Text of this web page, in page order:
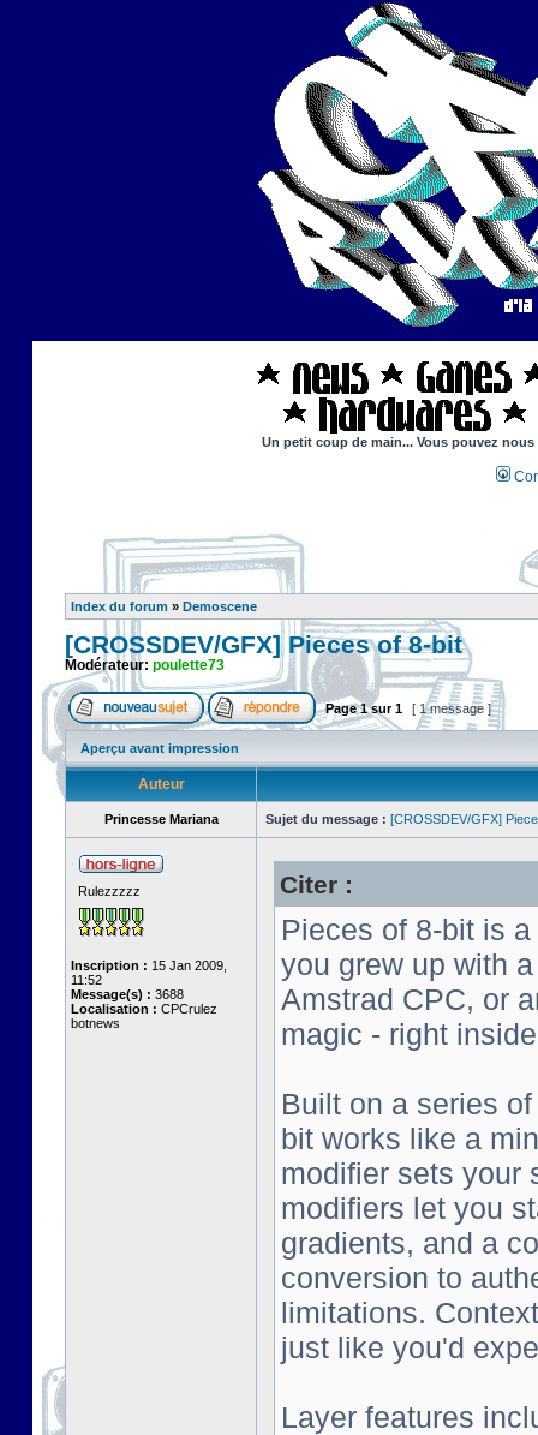
Un petit coup de main... Vous pouvez
Index du forum » Demoscene
[CROSSDEV/GFX] Pieces of 8-bit
Modérateur: poulette73
Page1sur1 [ 1 message ]
Aperçu avant impression
Auteur
Princesse Mariana Sujet du message : [CROSSDEV/GFX]
Rulezzzzz
Inscription : 15 Jan 2009,
11:52
Message(s) : 3688
Localisation : CPCrulez
botnews
Citer :
Pieces of 8-bit is
you grew up with
Amstrad CPC, or
magic - right
Built on a series
bit works like a
modifier sets your
modifiers let you
gradients, and a
conversion to
limitations.
just like you'd
Layer features